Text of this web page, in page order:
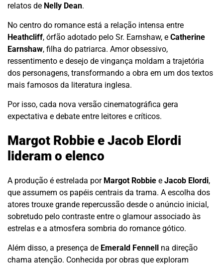
relatos de Nelly Dean.
No centro do romance está a relação intensa entre
Heathcliff, órfão adotado pelo Sr. Earnshaw, e Catherine
Earnshaw, filha do patriarca. Amor obsessivo,
ressentimento e desejo de vingança moldam a trajetória
dos personagens, transformando a obra em um dos textos
mais famosos da literatura inglesa.
Por isso, cada nova versão cinematográfica gera
expectativa e debate entre leitores e críticos.
Margot Robbie e Jacob Elordi
lideram o elenco
A produção é estrelada por Margot Robbie e Jacob Elordi,
que assumem os papéis centrais da trama. A escolha dos
atores trouxe grande repercussão desde o anúncio inicial,
sobretudo pelo contraste entre o glamour associado às
estrelas e a atmosfera sombria do romance gótico.
Além disso, a presença de Emerald Fennell na direção
chama atenção. Conhecida por obras que exploram